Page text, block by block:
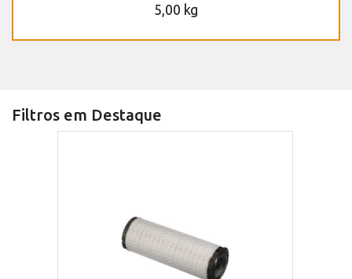
5,00 kg
Filtros em Destaque